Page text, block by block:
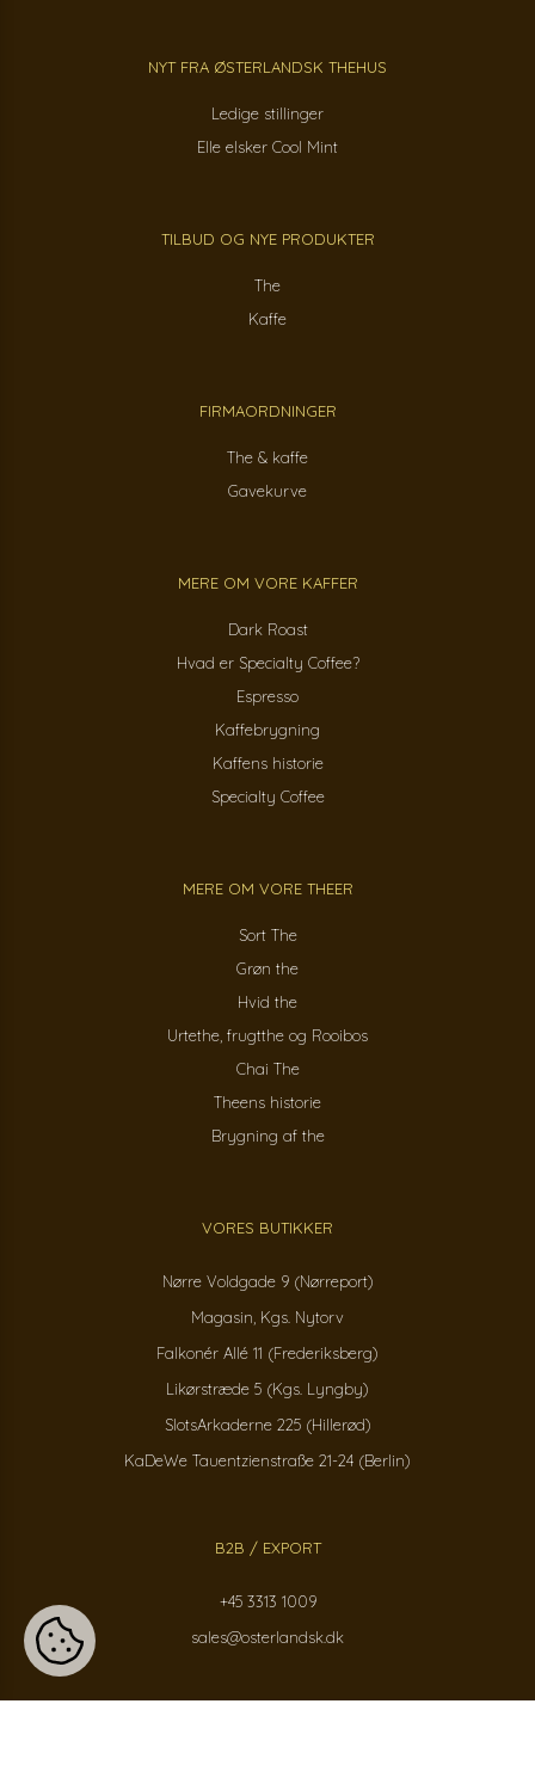
NYT FRA ØSTERLANDSK THEHUS
Ledige stillinger
Elle elsker Cool Mint
TILBUD OG NYE PRODUKTER
The
Kaffe
FIRMAORDNINGER
The & kaffe
Gavekurve
MERE OM VORE KAFFER
Dark Roast
Hvad er Specialty Coffee?
Espresso
Kaffebrygning
Kaffens historie
Specialty Coffee
MERE OM VORE THEER
Sort The
Grøn the
Hvid the
Urtethe, frugtthe og Rooibos
Chai The
Theens historie
Brygning af the
VORES BUTIKKER
Nørre Voldgade 9 (Nørreport)
Magasin, Kgs. Nytorv
Falkonér Allé 11 (Frederiksberg)
Likørstræde 5 (Kgs. Lyngby)
SlotsArkaderne 225 (Hillerød)
KaDeWe Tauentzienstraße 21-24 (Berlin)
B2B / EXPORT
+45 3313 1009
sales@osterlandsk.dk